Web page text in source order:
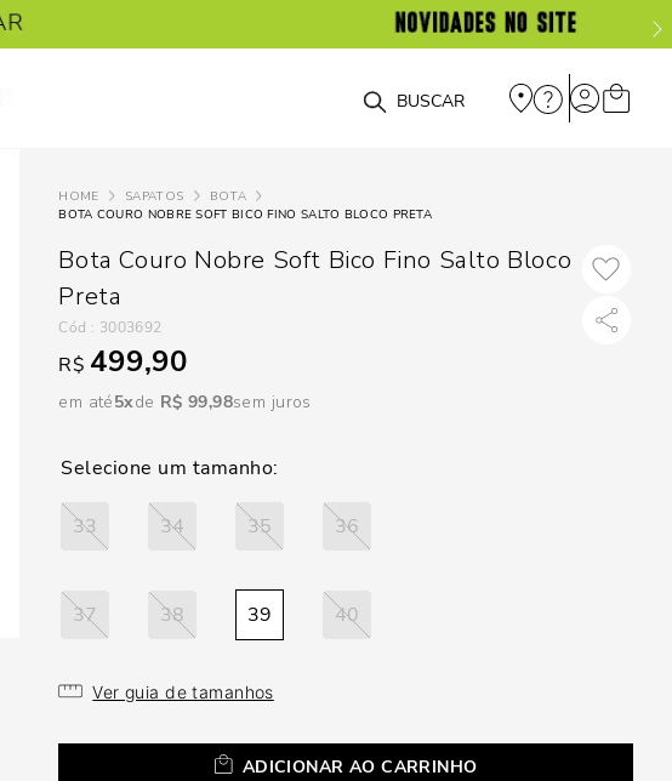
O que você está procurando?
SAPATOS
BOTA
BOTA COURO NOBRE SOFT BICO FINO SALTO BLOCO PRETA
Bota Couro Nobre Soft Bico Fino Salto Bloco
Preta
: 3003692
R$ 499,90
em até5 R$ 99,98sem juros
33 34 35 36
37 38 39 40
Ver guia de tamanhos
ADICIONAR AO CARRINHO